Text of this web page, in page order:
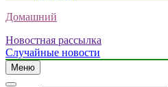
Домашний
Новостная рассылка
Случайные новости
Меню